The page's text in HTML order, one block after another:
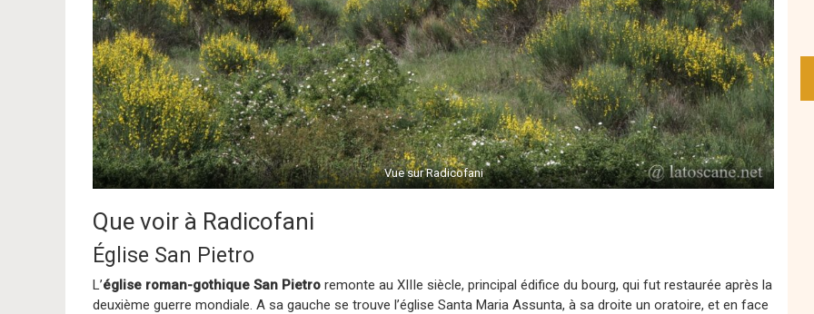
Vue sur Radicofani
Que voir à Radicofani
Église San Pietro
L’église roman-gothique San Pietro remonte au XIIIe siècle, principal édifice du bourg, qui fut restaurée après la
deuxième guerre mondiale. A sa gauche se trouve l’église Santa Maria Assunta, à sa droite un oratoire, et en face